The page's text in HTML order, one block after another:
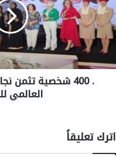
. 400 شخصية تثمن
العالمي
اترك تعليقاً